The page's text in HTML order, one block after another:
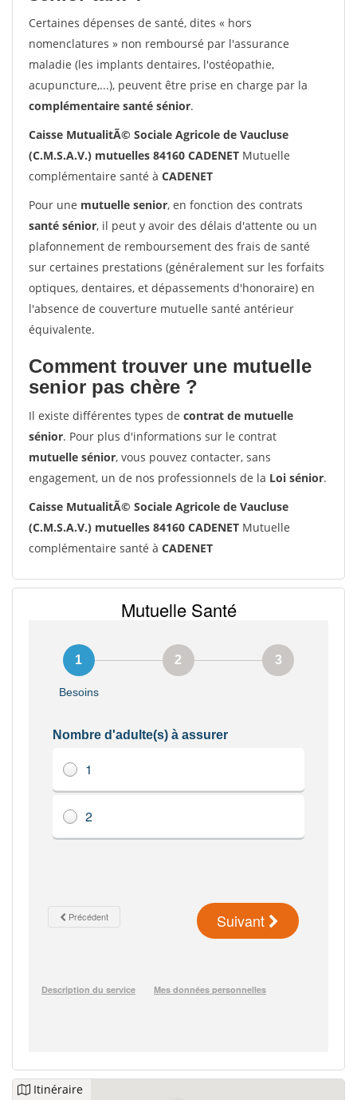
Certaines dépenses de santé, dites « hors
nomenclatures » non remboursé par l'assurance
maladie (les implants dentaires, l'ostéopathie,
acupuncture,...), peuvent être prise en charge par la
complémentaire santé sénior.
Caisse MutualitÃ© Sociale Agricole de Vaucluse
(C.M.S.A.V.) mutuelles 84160 CADENET Mutuelle
complémentaire santé à CADENET
Pour une mutuelle senior, en fonction des contrats
santé sénior, il peut y avoir des délais d'attente ou un
plafonnement de remboursement des frais de santé
sur certaines prestations (généralement sur les forfaits
optiques, dentaires, et dépassements d'honoraire) en
l'absence de couverture mutuelle santé antérieur
équivalente.
Comment trouver une mutuelle
senior pas chère ?
Il existe différentes types de contrat de mutuelle
sénior. Pour plus d'informations sur le contrat
mutuelle sénior, vous pouvez contacter, sans
engagement, un de nos professionnels de la Loi sénior.
Caisse MutualitÃ© Sociale Agricole de Vaucluse
(C.M.S.A.V.) mutuelles 84160 CADENET Mutuelle
complémentaire santé à CADENET
Itinéraire